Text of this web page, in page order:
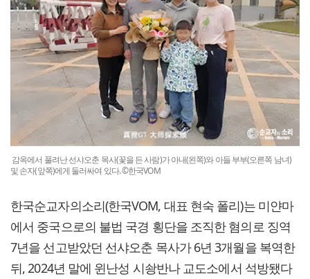
감옥에서 풀려난 선샤오춘 목사(꽃을 든 사람)가 아내(왼쪽)와 아들 부부(오른쪽 남녀)
및 손자(앞쪽)에게 둘러싸여 있다. ©한국VOM
한국순교자의소리(한국VOM, 대표 현숙 폴리)는 미얀마
에서 중국으로의 불법 국경 횡단을 조직한 혐의로 징역
7년을 선고받았던 선샤오춘 목사가 6년 3개월을 복역한
뒤, 2024년 말에 윈난성 시솽반나 교도소에서 석방됐다